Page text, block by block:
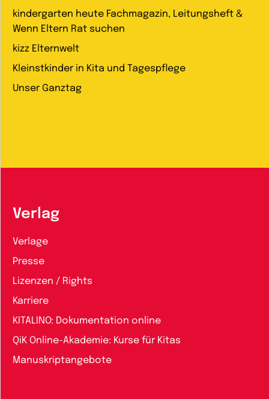
kindergarten heute Fachmagazin, Leitungsheft &
Wenn Eltern Rat suchen
kizz Elternwelt
Kleinstkinder in Kita und Tagespflege
Unser Ganztag
Verlag
Verlage
Presse
Lizenzen / Rights
Karriere
KITALINO: Dokumentation online
QiK Online-Akademie: Kurse für Kitas
Manuskriptangebote